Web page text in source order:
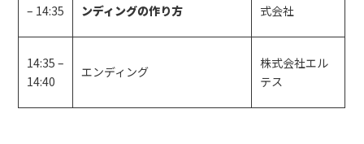
– 14:35
ンディングの作り方
式会社
14:35 –
14:40
エンディング
株式会社エル
テス